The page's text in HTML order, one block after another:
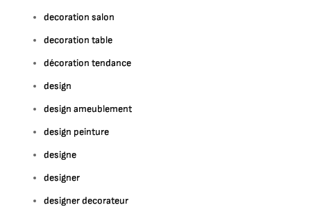
decoration salon
decoration table
décoration tendance
design
design ameublement
design peinture
designe
designer
designer decorateur